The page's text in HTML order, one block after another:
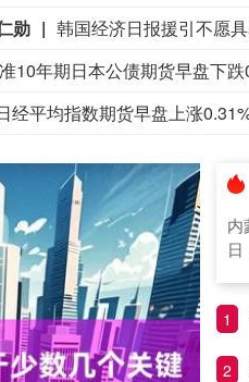
勋
10年期日本公债期货早盘下跌
经平均指数期货早盘上涨0.31%
内
1
2